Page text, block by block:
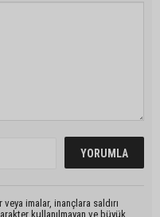
imalar, inançlara saldırı
kullanılmayan ve büyük